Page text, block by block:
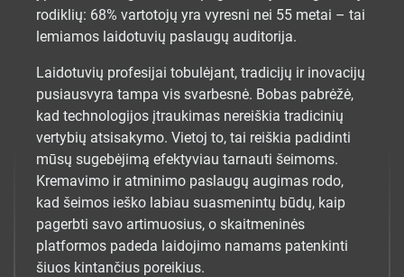
rodiklių: 68% vartotojų yra vyresni nei 55 metai – tai
lemiamos laidotuvių paslaugų auditorija.
Laidotuvių profesijai tobulėjant, tradicijų ir inovacijų
pusiausvyra tampa vis svarbesnė. Bobas pabrėžė,
kad technologijos įtraukimas nereiškia tradicinių
vertybių atsisakymo. Vietoj to, tai reiškia padidinti
mūsų sugebėjimą efektyviau tarnauti šeimoms.
Kremavimo ir atminimo paslaugų augimas rodo,
kad šeimos ieško labiau suasmenintų būdų, kaip
pagerbti savo artimuosius, o skaitmeninės
platformos padeda laidojimo namams patenkinti
šiuos kintančius poreikius.